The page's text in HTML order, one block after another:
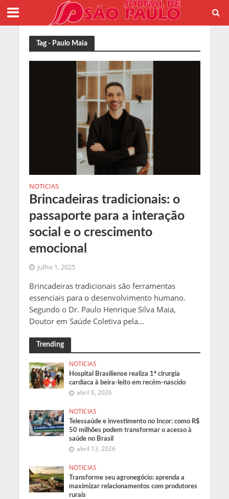
Tag - Paulo Maia
NOTICIAS
Brincadeiras tradicionais: o
passaporte para a interação
social e o crescimento
emocional
julho 1, 2025
Brincadeiras tradicionais são ferramentas
essenciais para o desenvolvimento humano.
Segundo o Dr. Paulo Henrique Silva Maia,
Doutor em Saúde Coletiva pela...
Trending
NOTICIAS
Hospital Brasiliense realiza 1ª cirurgia
cardíaca à beira-leito em recém-nascido
abril 6, 2026
NOTICIAS
Telessaúde e investimento no Incor: como R$
50 milhões podem transformar o acesso à
saúde no Brasil
abril 13, 2026
NOTICIAS
Transforme seu agronegócio: aprenda a
maximizar relacionamentos com produtores
rurais